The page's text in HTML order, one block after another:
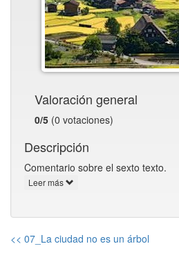
Valoración general
0/5 (0 votaciones)
Descripción
Comentario sobre el sexto texto.
Leer más
<< 07_La ciudad no es un árbol